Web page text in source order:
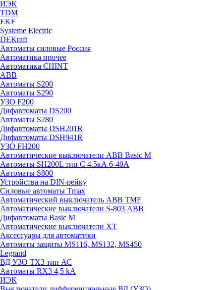
ИЭК
TDM
EKF
Systeme Electric
DEKraft
Автоматы силовые Россия
Автоматика прочее
Автоматика CHINT
ABB
Автоматы S200
Автоматы S290
УЗО F200
Дифавтоматы DS200
Автоматы S280
Дифавтоматы DSH201R
Дифавтоматы DSH941R
УЗО FH200
Автоматические выключатели ABB Basic M
Автоматы SH200L тип С 4.5кА 6-40А
Автоматы S800
Устройства на DIN-рейку
Силовые автоматы Tmax
Автоматический выключатель ABB TMF
Автоматические выключатели S-803 АВВ
Дифавтоматы Basic M
Автоматические выключатели XT
Аксессуары для автоматики
Автоматы защиты MS116, MS132, MS450
Legrand
ВД УЗО TX3 тип АС
Автоматы RX3 4,5 kA
ИЭК